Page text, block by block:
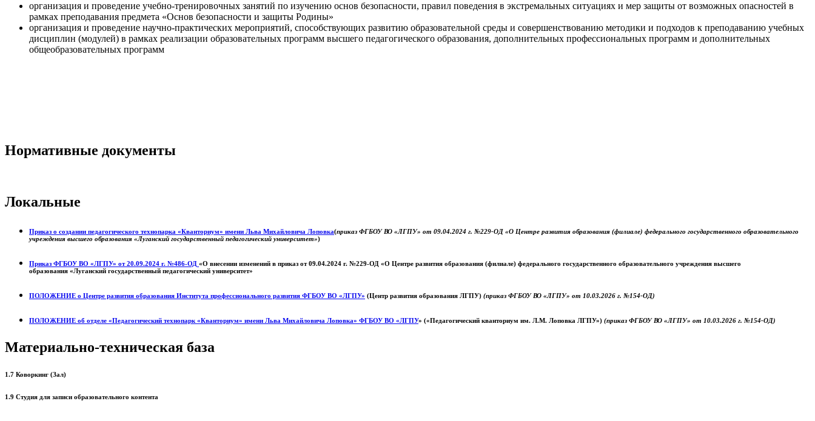
организация и проведение учебно-тренировочных занятий по изучению основ безопасности, правил поведения в экстремальных ситуациях и мер защиты от возможных опасностей в
рамках преподавания предмета «Основ безопасности и защиты Родины»
организация и проведение научно-практических мероприятий, способствующих развитию образовательной среды и совершенствованию методики и подходов к преподаванию учебных
дисциплин (модулей) в рамках реализации образовательных программ высшего педагогического образования, дополнительных профессиональных программ и дополнительных
общеобразовательных программ
Нормативные документы
Локальные
Приказ о создании педагогического технопарка «Кванториум» имени Льва Михайловича Лоповка(приказ ФГБОУ ВО «ЛГПУ» от 09.04.2024 г. №229-ОД «О Центре развития образования (филиале) федерального государственного образовательного
учреждения высшего образования «Луганский государственный педагогический университет»)
Приказ ФГБОУ ВО «ЛГПУ» от 20.09.2024 г. №486-ОД «О внесении изменений в приказ от 09.04.2024 г. №229-ОД «О Центре развития образования (филиале) федерального государственного образовательного учреждения высшего
образования «Луганский государственный педагогический университет»
ПОЛОЖЕНИЕ о Центре развития образования Института профессионального развития ФГБОУ ВО «ЛГПУ» (Центр развития образования ЛГПУ) (приказ ФГБОУ ВО «ЛГПУ» от 10.03.2026 г. №154-ОД)
ПОЛОЖЕНИЕ об отделе «Педагогический технопарк «Кванториум» имени Льва Михайловича Лоповка» ФГБОУ ВО «ЛГПУ» («Педагогический кванториум им. Л.М. Лоповка ЛГПУ») (приказ ФГБОУ ВО «ЛГПУ» от 10.03.2026 г. №154-ОД)
Материально-техническая база
1.7 Коворкинг (Зал)
1.9 Студия для записи образовательного контента